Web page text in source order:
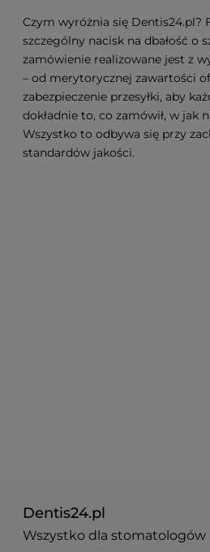
Czym wyróżnia się Dentis24.pl?
szczególny nacisk na dbałość o
zamówienie realizowane jest z
– od merytorycznej zawartości
zabezpieczenie przesyłki, aby
dokładnie to, co zamówił, w jak
Wszystko to odbywa się przy
standardów jakości.
Dentis24.pl
Wszystko dla stomatologów